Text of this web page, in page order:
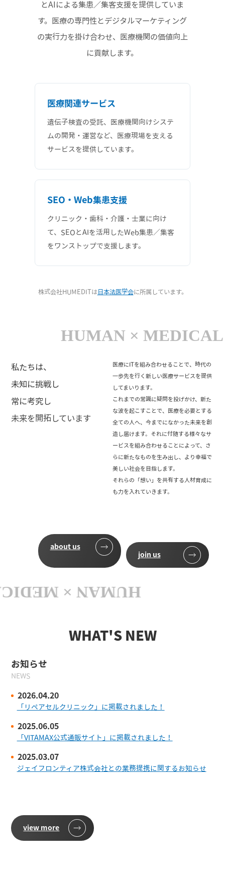
とAIによる集患／集客支援を提供していま
す。医療の専門性とデジタルマーケティング
の実行力を掛け合わせ、医療機関の価値向上
に貢献します。
医療関連サービス
遺伝子検査の受託、医療機関向けシステ
ムの開発・運営など、医療現場を支える
サービスを提供しています。
SEO・Web集患支援
クリニック・歯科・介護・士業に向け
て、SEOとAIを活用したWeb集患／集客
をワンストップで支援します。
株式会社HUMEDITは日本法医学会に所属しています。
私たちは、
未知に挑戦し
常に考究し
未来を開拓しています
医療にITを組み合わせることで、時代の
一歩先を行く新しい医療サービスを提供
してまいります。
これまでの常識に疑問を投げかけ、新た
な波を起こすことで、医療を必要とする
全ての人へ、今までになかった未来を創
造し届けます。それに付随する様々なサ
ービスを組み合わせることによって、さ
らに新たなものを生み出し、より幸福で
美しい社会を目指します。
それらの「想い」を共有する人材育成に
も力を入れていきます。
about us
join us
WHAT'S NEW
お知らせ
NEWS
2026.04.20
「リペアセルクリニック」に掲載されました！
2025.06.05
「VITAMAX公式通販サイト」に掲載されました！
2025.03.07
ジェイフロンティア株式会社との業務提携に関するお知らせ
view more